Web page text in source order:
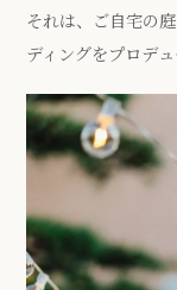
それは、ご自宅の
ディングをプロデュ